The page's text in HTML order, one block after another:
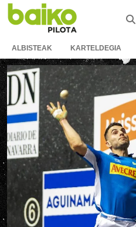
ALBISTEAK KARTELDEGIA